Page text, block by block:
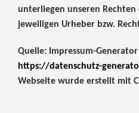
unterliegen unseren
jeweiligen Urheber bzw.
Quelle: Impressum-
https://datenschutz-
Webseite wurde erstellt mit